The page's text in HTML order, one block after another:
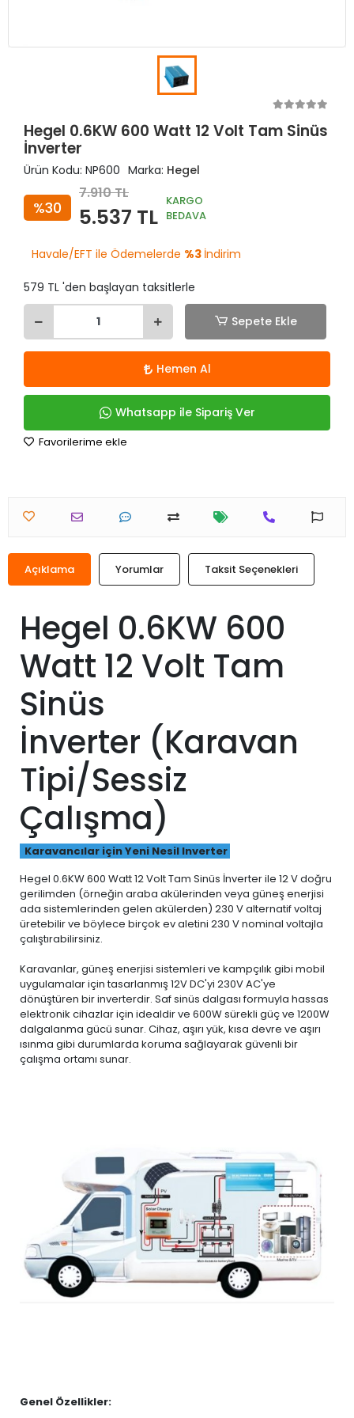
Hegel 0.6KW 600 Watt 12 Volt Tam Sinüs
İnverter
Ürün Kodu: NP600 Marka: Hegel
%30
7.910 TL
5.537 TL
KARGO
BEDAVA
Havale/EFT ile Ödemelerde %3 İndirim
579 TL 'den başlayan taksitlerle
Sepete Ekle
Hemen Al
Whatsapp ile Sipariş Ver
Favorilerime ekle
Açıklama Yorumlar Taksit Seçenekleri
Hegel 0.6KW 600
Watt 12 Volt Tam
Sinüs
İnverter (Karavan
Tipi/Sessiz
Çalışma)
Karavancılar için Yeni Nesil Inverter
Hegel 0.6KW 600 Watt 12 Volt Tam Sinüs İnverter ile 12 V doğru
gerilimden (örneğin araba akülerinden veya güneş enerjisi
ada sistemlerinden gelen akülerden) 230 V alternatif voltaj
üretebilir ve böylece birçok ev aletini 230 V nominal voltajla
çalıştırabilirsiniz.
Karavanlar, güneş enerjisi sistemleri ve kampçılık gibi mobil
uygulamalar için tasarlanmış 12V DC'yi 230V AC'ye
dönüştüren bir inverterdir. Saf sinüs dalgası formuyla hassas
elektronik cihazlar için idealdir ve 600W sürekli güç ve 1200W
dalgalanma gücü sunar. Cihaz, aşırı yük, kısa devre ve aşırı
ısınma gibi durumlarda koruma sağlayarak güvenli bir
çalışma ortamı sunar.
Genel Özellikler: